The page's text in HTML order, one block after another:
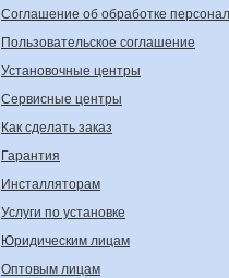
Соглашение об обработке
Пользовательское соглашение
Установочные центры
Сервисные центры
Как сделать заказ
Гарантия
Инсталляторам
Услуги по установке
Юридическим лицам
Оптовым лицам